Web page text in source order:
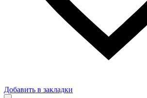
Добавить в закладки